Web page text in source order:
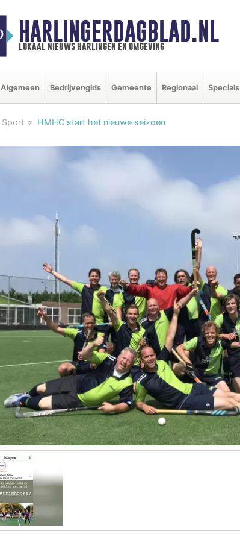
HARLINGERDAGBLAD.NL
lokaal nieuws harlingen en omgeving
Algemeen Bedrijvengids Gemeente Regionaal Specials
Sport HMHC start het nieuwe seizoen